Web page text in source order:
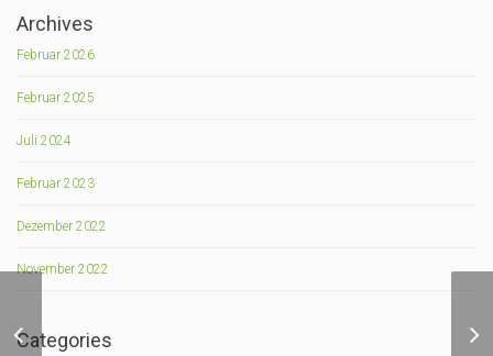
Archives
Februar 2026
Februar 2025
Juli 2024
Februar 2023
Dezember 2022
November 2022
Categories
SPEICHEROBERTEILE –